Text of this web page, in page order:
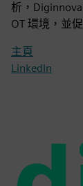
析，
OT 環境，並
主頁
LinkedIn